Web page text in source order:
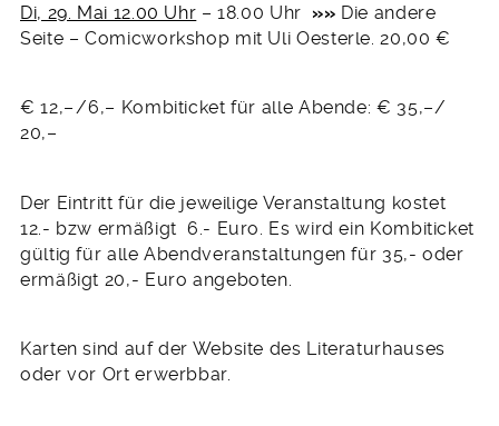
Di, 29. Mai 12.00 Uhr – 18.00 Uhr »» Die andere
Seite – Comicworkshop mit Uli Oesterle. 20,00 €
€ 12,– /6,– Kombiticket für alle Abende: € 35,–/
20,–
Der Eintritt für die jeweilige Veranstaltung kostet
12.- bzw ermäßigt 6.- Euro. Es wird ein Kombiticket
gültig für alle Abendveranstaltungen für 35,- oder
ermäßigt 20,- Euro angeboten.
Karten sind auf der Website des Literaturhauses
oder vor Ort erwerbbar.